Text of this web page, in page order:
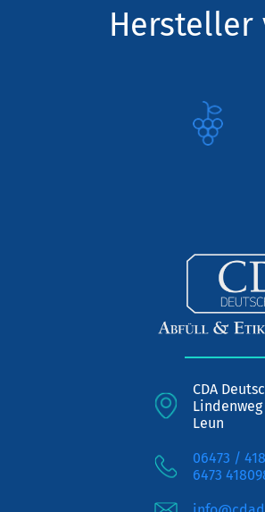
CDA
Lindenweg
Leun
06473 /
6473